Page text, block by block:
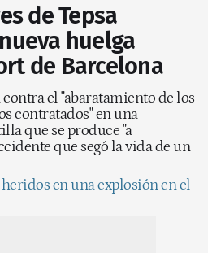
de Tepsa
huelga
de Barcelona
el "abaratamiento de los
contratados" en una
que se produce "a
que segó la vida de un
en una explosión en el